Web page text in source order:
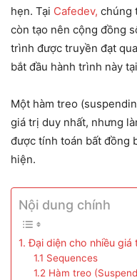
hẹn. Tại Cafedev, chúng
còn tạo nên cộng đồng
trình được truyền đạt
bắt đầu hành trình này tại
Một hàm treo
giá trị duy nhất, nhưng
được tính toán bất đồng
hiện.
Nội dung chính
1. Đại diện cho nhiều giá
1.1 Sequences
1.2 Hàm treo